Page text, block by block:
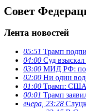
Совет
Лента новостей
05:51 Трамп
04:00 Суд взыскал
03:00 МИД РФ:
02:00 Ни один
01:00 Трамп: США
00:01 Трамп
вчера, 23:28